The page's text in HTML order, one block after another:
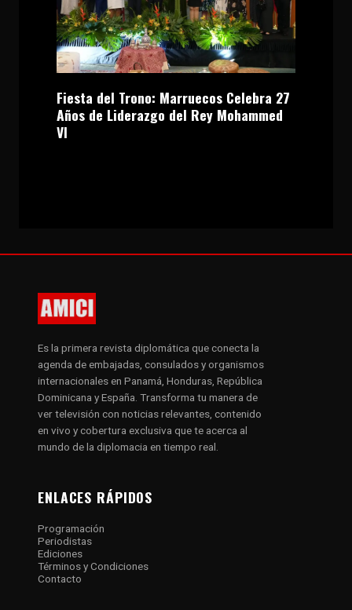
Fiesta del Trono: Marruecos Celebra 27
Años de Liderazgo del Rey Mohammed
VI
Es la primera revista diplomática que conecta la
agenda de embajadas, consulados y organismos
internacionales en Panamá, Honduras, República
Dominicana y España. Transforma tu manera de
ver televisión con noticias relevantes, contenido
en vivo y cobertura exclusiva que te acerca al
mundo de la diplomacia en tiempo real.
ENLACES RÁPIDOS
Programación
Periodistas
Ediciones
Términos y Condiciones
Contacto